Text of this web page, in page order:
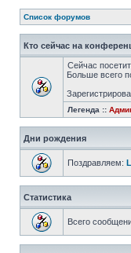
Список форумов
Кто сейчас на
Сейчас
Больше всего
Легенда ::
Дни рождения
Поздравляем:
Статистика
Всего